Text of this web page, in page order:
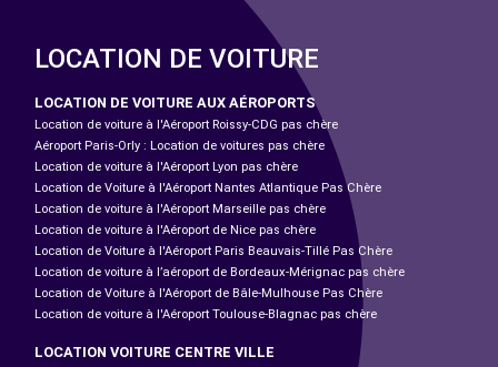
LOCATION DE VOITURE
LOCATION DE VOITURE AUX AÉROPORTS
Location de voiture à l'Aéroport Roissy-CDG pas chère
Aéroport Paris-Orly : Location de voitures pas chère
Location de voiture à l'Aéroport Lyon pas chère
Location de Voiture à l'Aéroport Nantes Atlantique Pas Chère
Location de voiture à l'Aéroport Marseille pas chère
Location de voiture à l'Aéroport de Nice pas chère
Location de Voiture à l'Aéroport Paris Beauvais-Tillé Pas Chère
Location de voiture à l’aéroport de Bordeaux-Mérignac pas chère
Location de Voiture à l'Aéroport de Bâle-Mulhouse Pas Chère
Location de voiture à l'Aéroport Toulouse-Blagnac pas chère
LOCATION VOITURE CENTRE VILLE